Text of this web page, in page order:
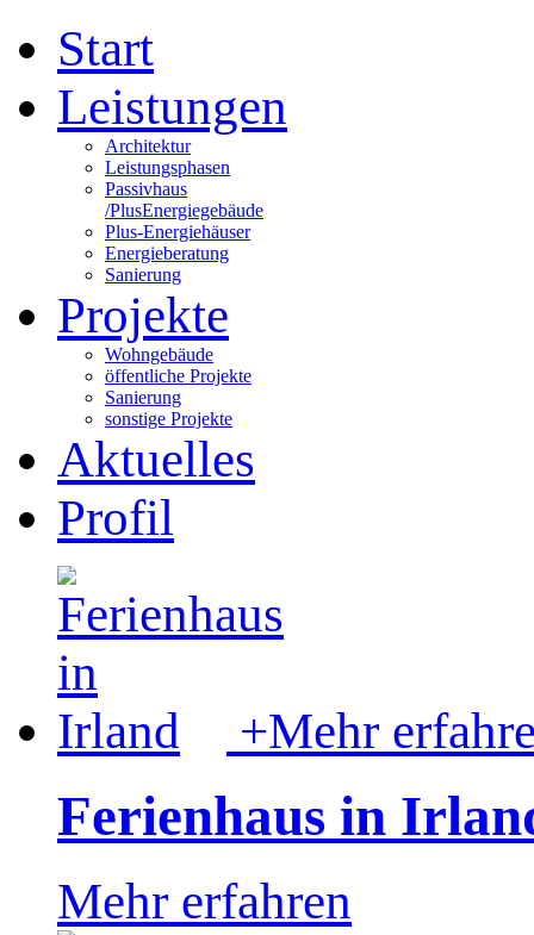
Start
Leistungen
Architektur
Leistungsphasen
Passivhaus
/PlusEnergiegebäude
Plus-Energiehäuser
Energieberatung
Sanierung
Projekte
Wohngebäude
öffentliche Projekte
Sanierung
sonstige Projekte
Aktuelles
Profil
+Mehr
Ferienhaus in
Mehr erfahren